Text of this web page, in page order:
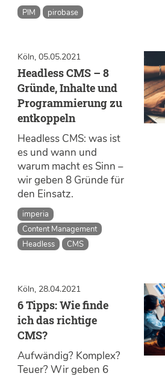
PIM pirobase
Köln, 05.05.2021
Headless CMS – 8
Gründe, Inhalte und
Programmierung zu
entkoppeln
Headless CMS: was ist
es und wann und
warum macht es Sinn –
wir geben 8 Gründe für
den Einsatz.
imperia
Content Management
Headless
CMS
Köln, 28.04.2021
6 Tipps: Wie finde
ich das richtige
CMS?
Aufwändig? Komplex?
Teuer? Wir geben 6